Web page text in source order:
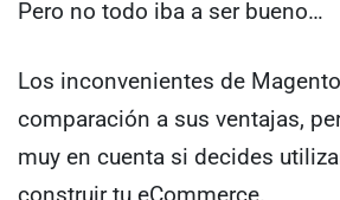
Pero no todo iba a ser bueno…
Los inconvenientes de
comparación a sus ventajas,
muy en cuenta si decides
construir tu eCommerce.